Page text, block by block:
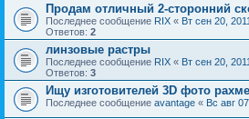
Продам отличный 2-сторонний
Последнее сообщение RIX « Вт сен 20,
Ответов: 2
линзовые растры
Последнее сообщение RIX « Вт сен 20,
Ответов: 3
Ищу изготовителей 3D фото
Последнее сообщение avantage « Вс авг